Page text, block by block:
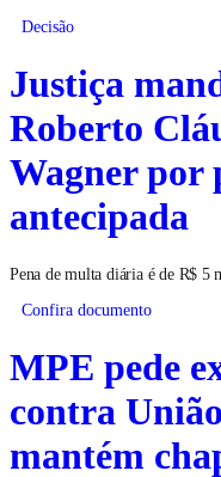
Decisão
Justiça
Roberto
Wagner por
antecipada
Pena de multa diária é de R$ 5
Confira documento
MPE pede
contra
mantém